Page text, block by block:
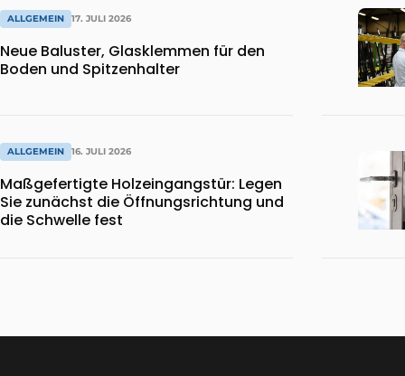
ALLGEMEIN 17. JULI 2026
Neue Baluster, Glasklemmen für den
Boden und Spitzenhalter
ALLGEMEIN 16. JULI 2026
Maßgefertigte Holzeingangstür: Legen
Sie zunächst die Öffnungsrichtung und
die Schwelle fest